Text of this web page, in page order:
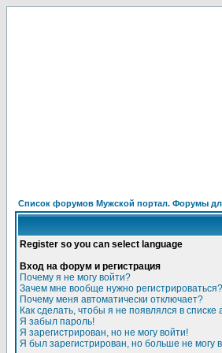
Список форумов Мужской портал. Форумы
Register so you can select language
Вход на форум и регистрация
Почему я не могу войти?
Зачем мне вообще нужно регистрироваться?
Почему меня автоматически отключает?
Как сделать, чтобы я не появлялся в
Я забыл пароль!
Я зарегистрирован, но не могу войти!
Я был зарегистрирован, но больше не могу